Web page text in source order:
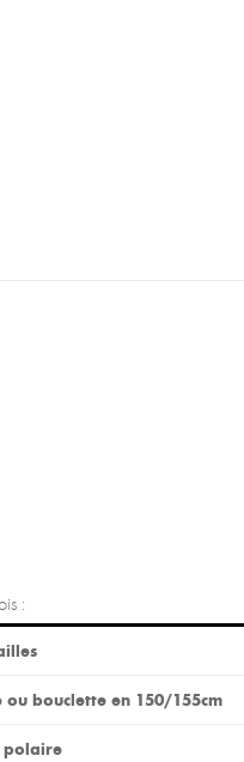
:
bouclette en 150/155cm
polaire